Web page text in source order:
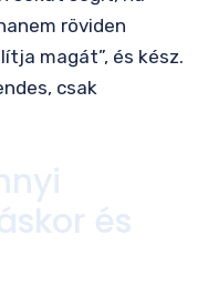
röviden
magát”, és kész.
csak
és